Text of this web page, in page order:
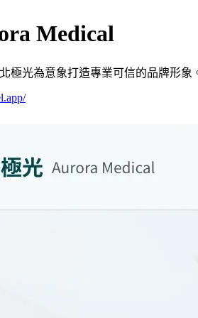
Medical
極光為意象打造專業可信的品牌形象